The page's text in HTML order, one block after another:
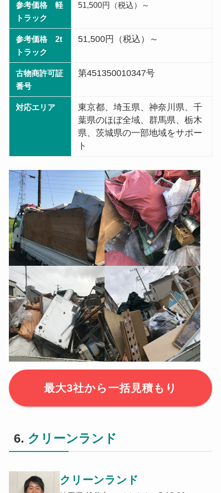
参考価格 軽
トラック
51,500円（税込）～
参考価格 2t
トラック
51,500円（税込）～
古物商許可証
番号
第451350010347号
対応エリア
東京都、埼玉県、神奈川県、千
葉県のほぼ全域、群馬県、栃木
県、茨城県の一部地域をサポー
ト
最大3社から一括見積もり
6. クリーンランド
クリーンランド